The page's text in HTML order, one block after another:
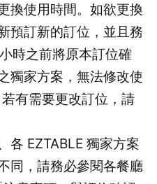
換使用時間。如欲更換
預訂新的訂位，並且務
時之前將原本訂位確
獨家方案，無法修改使
有需要更改訂位，請
各 EZTABLE 獨家方案
同，請務必參閱各餐廳